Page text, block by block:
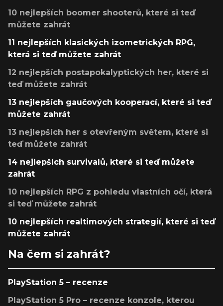
10 nejlepších boomer shooterů, které si teď
můžete zahrát
11 nejlepších klasických izometrických RPG,
která si teď můžete zahrát
12 nejlepších postapokalyptických her, které si
teď můžete zahrát
13 nejlepších gaučových kooperací, které si teď
můžete zahrát
13 nejlepších her s otevřeným světem, které si
teď můžete zahrát
14 nejlepších survivalů, které si teď můžete
zahrát
10 nejlepších RPG z pohledu vlastních očí, která
si teď můžete zahrát
10 nejlepších realtimových strategií, které si teď
můžete zahrát
Na čem si zahrát?
PlayStation 5 – recenze
PlayStation 5 Pro – recenze konzole, kterou